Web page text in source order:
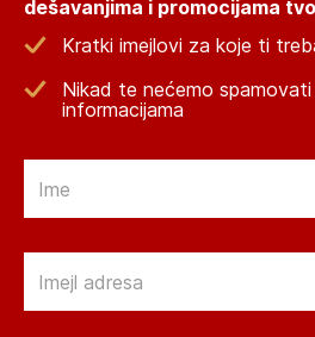
dešavanjima i promocijama
Kratki imejlovi za koje ti
Nikad te nećemo
informacijama